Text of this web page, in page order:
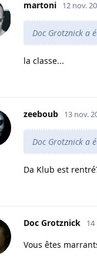
martoni 12 nov.
Doc Grotznick a
la classe...
zeeboub 13 nov.
Doc Grotznick a
Da Klub est
Doc Grotznick 14
Vous êtes